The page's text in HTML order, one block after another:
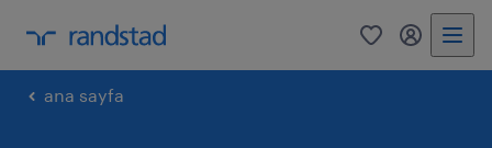
0 my
ana sayfa